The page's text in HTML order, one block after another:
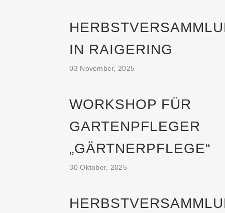
IN RAIGERING
03 November, 2025
WORKSHOP FÜR
GARTENPFLEGER
„GÄRTNERPFLEGE“
30 Oktober, 2025